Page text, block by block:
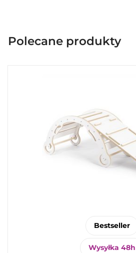
Polecane produkty
Bestseller
Wysyłka 48h